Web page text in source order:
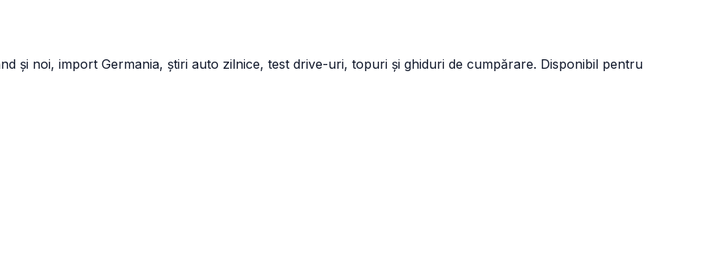
și noi, import Germania, știri auto zilnice, test drive-uri, topuri și ghiduri de cumpărare. Disponibil pentru